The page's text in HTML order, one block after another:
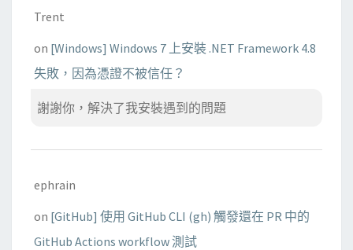
Trent
on [Windows] Windows 7 上安裝 .NET Framework 4.8
失敗，因為憑證不被信任？
謝謝你，解決了我安裝遇到的問題
ephrain
on [GitHub] 使用 GitHub CLI (gh) 觸發還在 PR 中的
GitHub Actions workflow 測試